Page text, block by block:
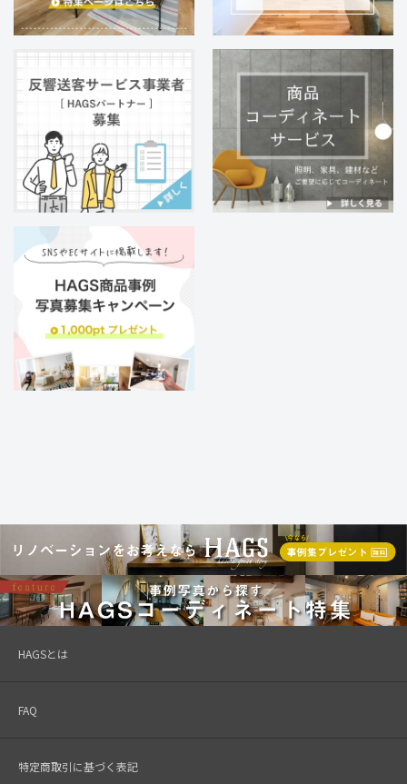
HAGSとは
FAQ
特定商取引に基づく表記